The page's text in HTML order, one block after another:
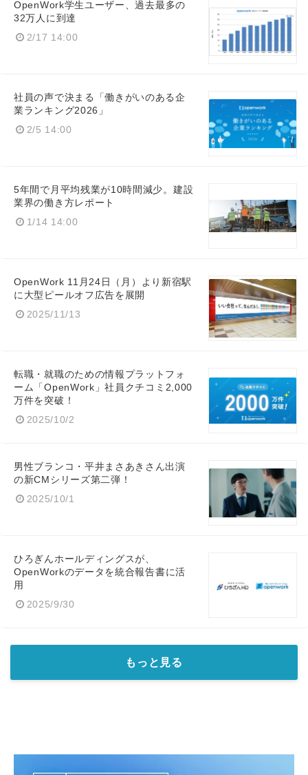
OpenWork学生ユーザー、過去最多の
32万人に到達
2/17 14:00
社員の声で決まる「働きがいのある企
業ランキング2026」
2/5 14:00
5年間で月平均残業が10時間減少。建設
業界の働き方レポート
1/14 14:00
OpenWork 11月24日（月）より新宿駅
に大型ピールオフ広告を展開
2025/11/13
転職・就職のための情報プラットフォ
ーム「OpenWork」社員クチコミ2,000
万件を突破！
2025/10/2
男性ブランコ・平井まさあきさん出演
の新CMシリーズ第二弾！
2025/10/1
ひろぎんホールディングスが、
OpenWorkのデータを統合報告書に活
用
2025/9/30
もっと見る